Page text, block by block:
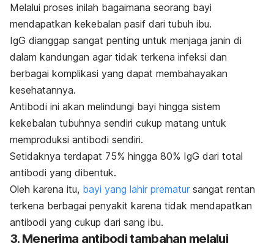
Melalui proses inilah bagaimana seorang bayi
mendapatkan kekebalan pasif dari tubuh ibu.
IgG dianggap sangat penting untuk menjaga janin di
dalam kandungan agar tidak terkena infeksi dan
berbagai komplikasi yang dapat membahayakan
kesehatannya.
Antibodi ini akan melindungi bayi hingga sistem
kekebalan tubuhnya sendiri cukup matang untuk
memproduksi antibodi sendiri.
Setidaknya terdapat 75% hingga 80% IgG dari total
antibodi yang dibentuk.
Oleh karena itu, bayi yang lahir prematur sangat rentan
terkena berbagai penyakit karena tidak mendapatkan
antibodi yang cukup dari sang ibu.
3. Menerima antibodi tambahan melalui